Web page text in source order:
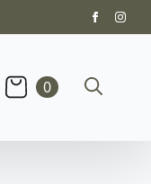
0
for: